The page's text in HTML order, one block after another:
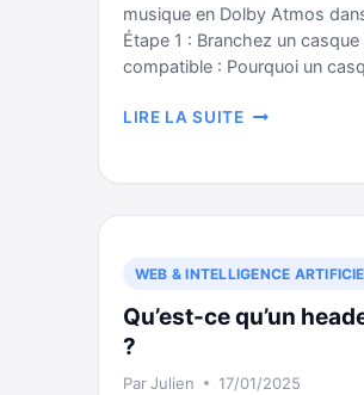
musique en Dolby Atmos
Étape 1 : Branchez un
compatible : Pourquoi un
LIRE LA SUITELIRE
EN
MAC,
IPHONE
WEB & INTELLIGENCE
Qu’est-ce qu’un
?
ParJulien 17/01/2025